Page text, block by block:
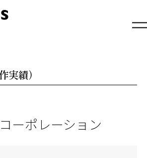
実績）
ーポレーション